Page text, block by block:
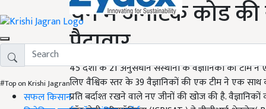
#Top on Krishi Jagran
सफल किसान
चने में जेनेटिक कोड की
पैदावार
45 देशों के 21 अनुसंधान संस्थानों के वैज्ञानिकों की टीम
लिए वैश्विक स्तर के 39 वैज्ञानिकों की एक टीम ने एक
प्रति बर्दाश्त रखने वाले नए जीनों की खोज की है.